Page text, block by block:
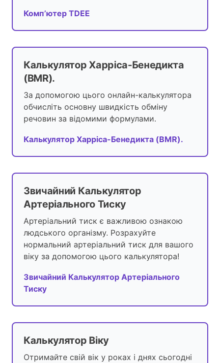
Комп’ютер TDEE
Калькулятор Харріса-Бенедикта
(BMR).
За допомогою цього онлайн-калькулятора
обчисліть основну швидкість обміну
речовин за відомими формулами.
Калькулятор Харріса-Бенедикта (BMR).
Звичайний Калькулятор
Артеріального Тиску
Артеріальний тиск є важливою ознакою
людського організму. Розрахуйте
нормальний артеріальний тиск для вашого
віку за допомогою цього калькулятора!
Звичайний Калькулятор Артеріального
Тиску
Калькулятор Віку
Отримайте свій вік у роках і днях сьогодні